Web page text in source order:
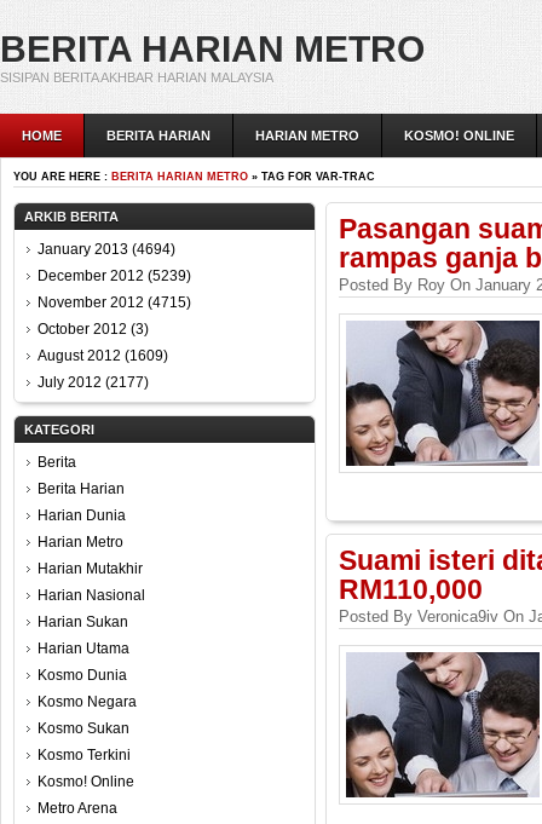
BERITA HARIAN METRO
SISIPAN BERITA AKHBAR HARIAN MALAYSIA
HOME BERITA HARIAN HARIAN METRO KOSMO! ONLINE
YOU ARE HERE : BERITA HARIAN METRO » TAG FOR VAR-TRAC
ARKIB BERITA
January 2013 (4694)
December 2012 (5239)
November 2012 (4715)
October 2012 (3)
August 2012 (1609)
July 2012 (2177)
KATEGORI
Berita
Berita Harian
Harian Dunia
Harian Metro
Harian Mutakhir
Harian Nasional
Harian Sukan
Harian Utama
Kosmo Dunia
Kosmo Negara
Kosmo Sukan
Kosmo Terkini
Kosmo! Online
Metro Arena
Pasangan
rampas ganja
Posted By Roy On January
Suami isteri
RM110,000
Posted By Veronica9iv On